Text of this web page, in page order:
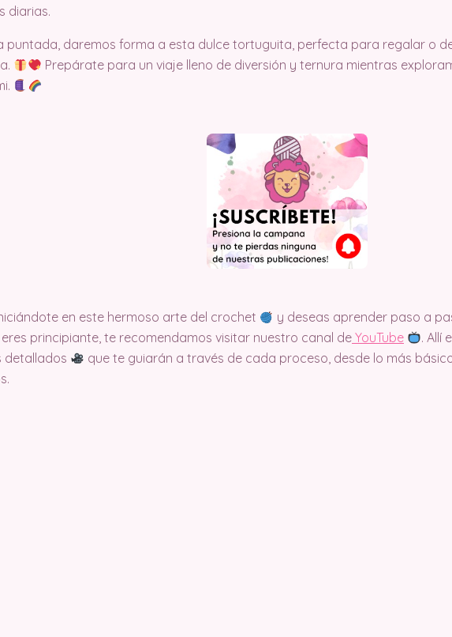
diarias.
puntada, daremos forma a esta dulce tortuguita, perfecta para regalar o
Prepárate para un viaje lleno de diversión y ternura mientras
en este hermoso arte del crochet
y deseas aprender paso a
eres principiante, te recomendamos visitar nuestro canal de YouTube
. Allí
detallados
que te guiarán a través de cada proceso, desde lo más